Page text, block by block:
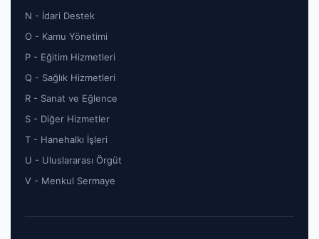
N - İdari Destek
O - Kamu Yönetimi
P - Eğitim Hizmetleri
Q - Sağlık Hizmetleri
R - Sanat ve Eğlence
S - Diğer Hizmetler
T - Hanehalkı İşleri
U - Uluslararası Örgüt
V - Menkul Sermaye